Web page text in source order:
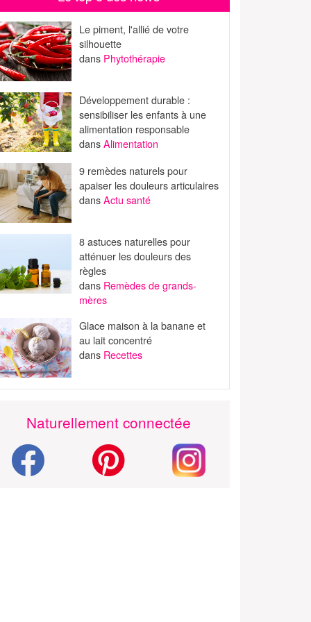
Le piment, l'allié de votre
silhouette
dans Phytothérapie
Développement durable :
sensibiliser les enfants à une
alimentation responsable
dansAlimentation
9 remèdes naturels pour
apaiser les douleurs articulaires
dansActu santé
8 astuces naturelles pour
atténuer les douleurs des
règles
dans Remèdes de grands-
mères
Glace maison à la banane et
au lait concentré
dans Recettes
Naturellement connectée